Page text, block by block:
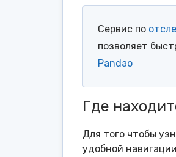
Сервис по
позволяет
Pandao
Где
Для того чтобы
удобной